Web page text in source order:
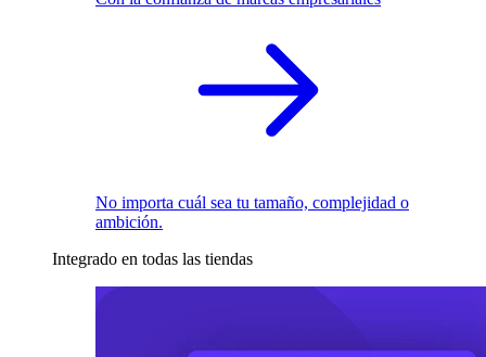
No importa cuál sea tu tamaño, complejidad o
ambición.
Integrado en todas las tiendas